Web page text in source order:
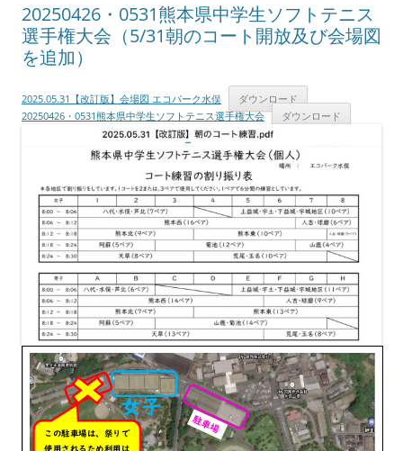
20250426・0531熊本県中学生ソフトテニス
選手権大会（5/31朝のコート開放及び会場図
を追加）
2025.05.31【改訂版】会場図 エコパーク水俣
ダウンロード
20250426・0531熊本県中学生ソフトテニス選手権大会
ダウンロード